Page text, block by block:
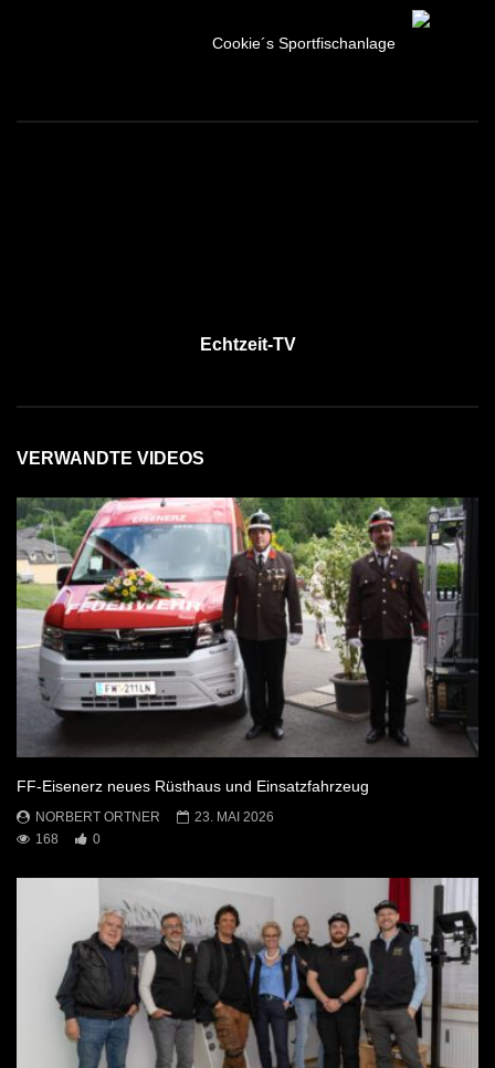
Cookie´s Sportfischanlage
Echtzeit-TV
VERWANDTE VIDEOS
FF-Eisenerz neues Rüsthaus und Einsatzfahrzeug
NORBERT ORTNER
23. MAI 2026
168
0